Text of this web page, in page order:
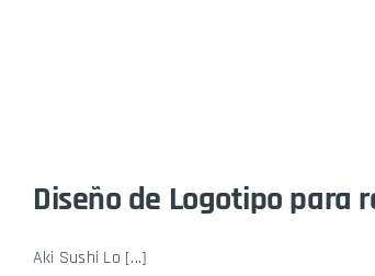
Diseño de Logotipo para
Aki Sushi Lo [...]